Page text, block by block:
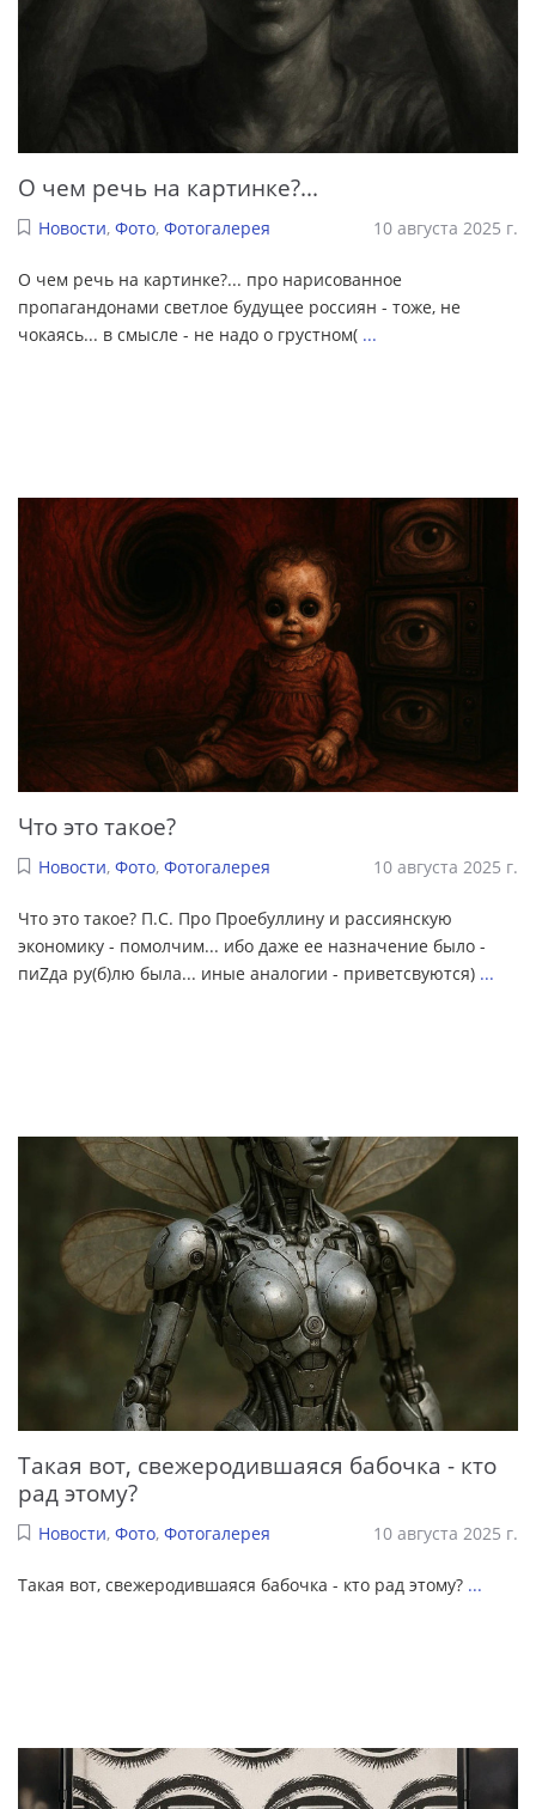
О чем речь на картинке?...
Новости, Фото, Фотогалерея 10 августа 2025 г.
О чем речь на картинке?... про нарисованное
пропагандонами светлое будущее россиян - тоже, не
чокаясь... в смысле - не надо о грустном( ...
Что это такое?
Новости, Фото, Фотогалерея 10 августа 2025 г.
Что это такое? П.С. Про Проебуллину и рассиянскую
экономику - помолчим... ибо даже ее назначение было -
пиZда ру(б)лю была... иные аналогии - приветсвуются) ...
Такая вот, свежеродившаяся бабочка - кто
рад этому?
Новости, Фото, Фотогалерея 10 августа 2025 г.
Такая вот, свежеродившаяся бабочка - кто рад этому? ...